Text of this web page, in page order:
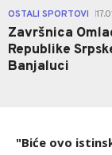
OSTALI SPORTOVI
Završnica
Republike
Banjaluci
"Biće ovo